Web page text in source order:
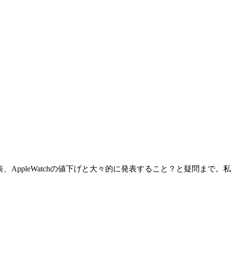
AppleWatchの値下げと大々的に発表すること？と疑問まで。私